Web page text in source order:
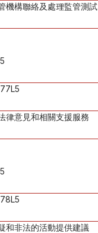
機構聯絡及處理監管測試
律意見和相關支援服務
和非法的活動提供建議